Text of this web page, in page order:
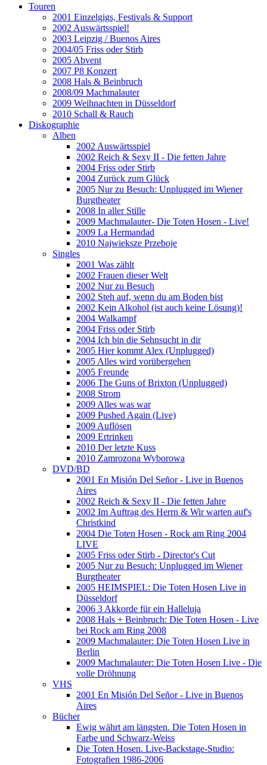
Touren
2001 Einzelgigs, Festivals & Support
2002 Auswärtsspiel!
2003 Leipzig / Buenos Aires
2004/05 Friss oder Stirb
2005 Abvent
2007 P8 Konzert
2008 Hals & Beinbruch
2008/09 Machmalauter
2009 Weihnachten in Düsseldorf
2010 Schall & Rauch
Diskographie
Alben
2002 Auswärtsspiel
2002 Reich & Sexy II - Die fetten Jahre
2004 Friss oder Stirb
2004 Zurück zum Glück
2005 Nur zu Besuch: Unplugged im Wiener
Burgtheater
2008 In aller Stille
2009 Machmalauter- Die Toten Hosen - Live!
2009 La Hermandad
2010 Najwieksze Przeboje
Singles
2001 Was zählt
2002 Frauen dieser Welt
2002 Nur zu Besuch
2002 Steh auf, wenn du am Boden bist
2002 Kein Alkohol (ist auch keine Lösung)!
2004 Walkampf
2004 Friss oder Stirb
2004 Ich bin die Sehnsucht in dir
2005 Hier kommt Alex (Unplugged)
2005 Alles wird vorübergehen
2005 Freunde
2006 The Guns of Brixton (Unplugged)
2008 Strom
2009 Alles was war
2009 Pushed Again (Live)
2009 Auflösen
2009 Ertrinken
2010 Der letzte Kuss
2010 Zamrozona Wyborowa
DVD/BD
2001 En Misión Del Señor - Live in Buenos
Aires
2002 Reich & Sexy II - Die fetten Jahre
2002 Im Auftrag des Herrn & Wir warten auf's
Christkind
2004 Die Toten Hosen - Rock am Ring 2004
LIVE
2005 Friss oder Stirb - Director's Cut
2005 Nur zu Besuch: Unplugged im Wiener
Burgtheater
2005 HEIMSPIEL: Die Toten Hosen Live in
Düsseldorf
2006 3 Akkorde für ein Halleluja
2008 Hals + Beinbruch: Die Toten Hosen - Live
bei Rock am Ring 2008
2009 Machmalauter: Die Toten Hosen Live in
Berlin
2009 Machmalauter: Die Toten Hosen Live - Die
volle Dröhnung
VHS
2001 En Misión Del Señor - Live in Buenos
Aires
Bücher
Ewig währt am längsten. Die Toten Hosen in
Farbe und Schwarz-Weiss
Die Toten Hosen. Live-Backstage-Studio:
Fotografien 1986-2006